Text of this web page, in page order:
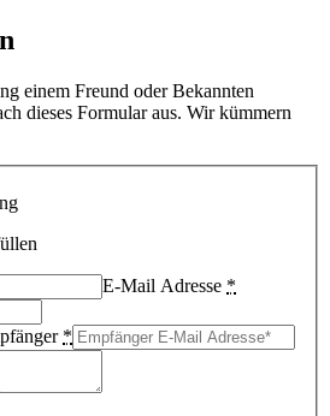
einem Freund oder Bekannten
dieses Formular aus. Wir kümmern
E-Mail Adresse *
*